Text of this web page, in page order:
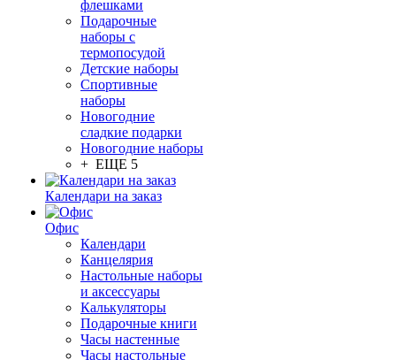
флешками
Подарочные
наборы с
термопосудой
Детские наборы
Спортивные
наборы
Новогодние
сладкие подарки
Новогодние наборы
+ ЕЩЕ 5
Календари на заказ
Офис
Календари
Канцелярия
Настольные наборы
и аксессуары
Калькуляторы
Подарочные книги
Часы настенные
Часы настольные